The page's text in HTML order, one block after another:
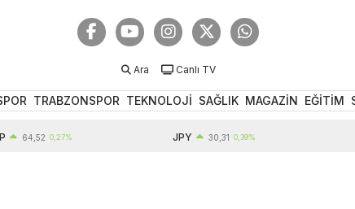
Ara Canlı TV
TRABZONSPOR TEKNOLOJİ SAĞLIK MAGAZİN EĞİTİM
0,27% 30,31 0,39%